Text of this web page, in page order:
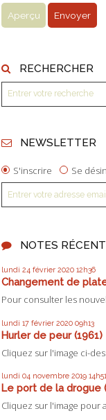
RECHERCHER
NEWSLETTER
S'inscrire Se
NOTES
lundi 24 février 2020 12h36
Changement de
Pour consulter les
lundi 17 février 2020 09h13
Hurler de peur (1961)
Cliquez sur l'image ci-
lundi 04 novembre 2019 14h51
Le port de la drogue
Cliquez sur l'image pour